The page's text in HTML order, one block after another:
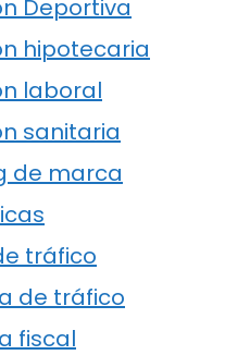
Deportiva
hipotecaria
laboral
sanitaria
de marca
tráfico
de tráfico
fiscal